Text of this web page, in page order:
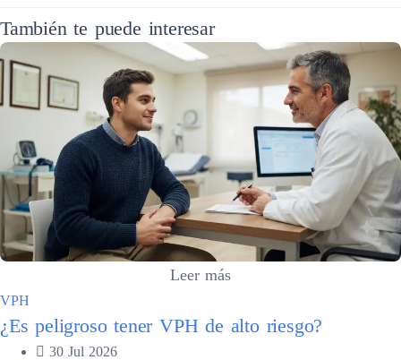
También te puede interesar
Leer más
VPH
¿Es peligroso tener VPH de alto riesgo?
30 Jul 2026